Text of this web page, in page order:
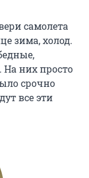
самолета
зима, холод.
На них просто
срочно
все эти